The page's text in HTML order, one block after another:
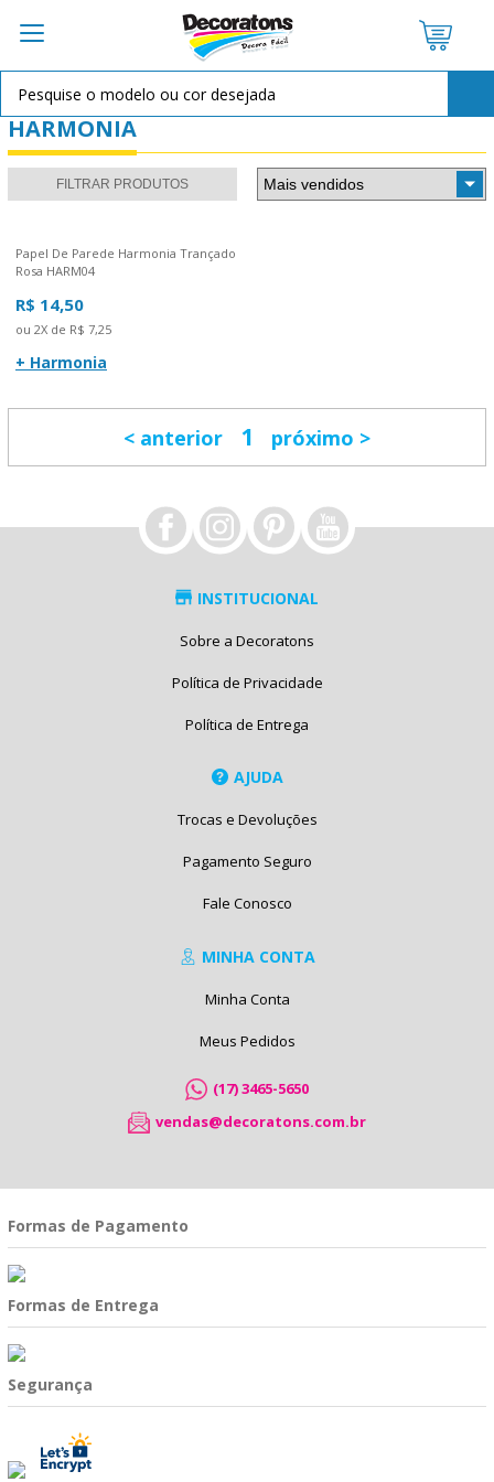
HARMONIA
FILTRAR PRODUTOS
Papel De Parede Harmonia Trançado
Rosa HARM04
R$ 14,50
ou 2X de R$ 7,25
+ Harmonia
anterior 1 próximo
INSTITUCIONAL
Sobre a Decoratons
Política de Privacidade
Política de Entrega
AJUDA
Trocas e Devoluções
Pagamento Seguro
Fale Conosco
MINHA CONTA
Minha Conta
Meus Pedidos
(17) 3465-5650
vendas@decoratons.com.br
Formas de Pagamento
Formas de Entrega
Segurança